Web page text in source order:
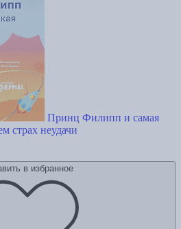
Принц Филипп и самая
страх неудачи
в избранное